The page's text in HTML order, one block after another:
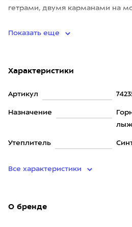
гетрами, двумя карманами на
Показать еще
Характеристики
Артикул
Назначение
Утеплитель
Все характеристики
О бренде